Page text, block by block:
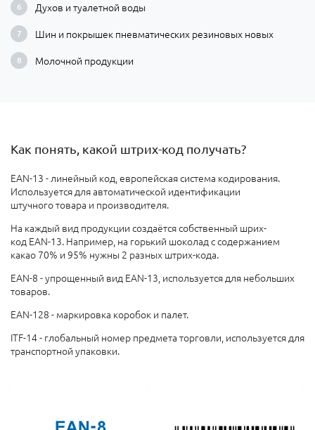
Духов и туалетной воды
Шин и покрышек пневматических резиновых новых
Молочной продукции
Как понять, какой штрих-код получать?
EAN-13 - линейный код, европейская система кодирования.
Используется для автоматической идентификации
штучного товара и производителя.
На каждый вид продукции создаётся собственный шрих-
код EAN-13. Например, на горький шоколад с содержанием
какао 70% и 95% нужны 2 разных штрих-кода.
EAN-8 - упрощенный вид EAN-13, используется для небольших
товаров.
EAN-128 - маркировка коробок и палет.
ITF-14 - глобальный номер предмета торговли, используется для
транспортной упаковки.